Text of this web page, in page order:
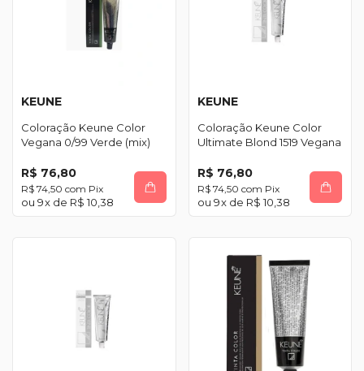
KEUNE
Coloração Keune Color
Vegana 0/99 Verde (mix)
R$ 76,80
R$ 74,50 com Pix
9x de R$ 10,38
KEUNE
Coloração Keune Color
Ultimate Blond 1519 Vegana
R$ 76,80
R$ 74,50 com Pix
9x de R$ 10,38